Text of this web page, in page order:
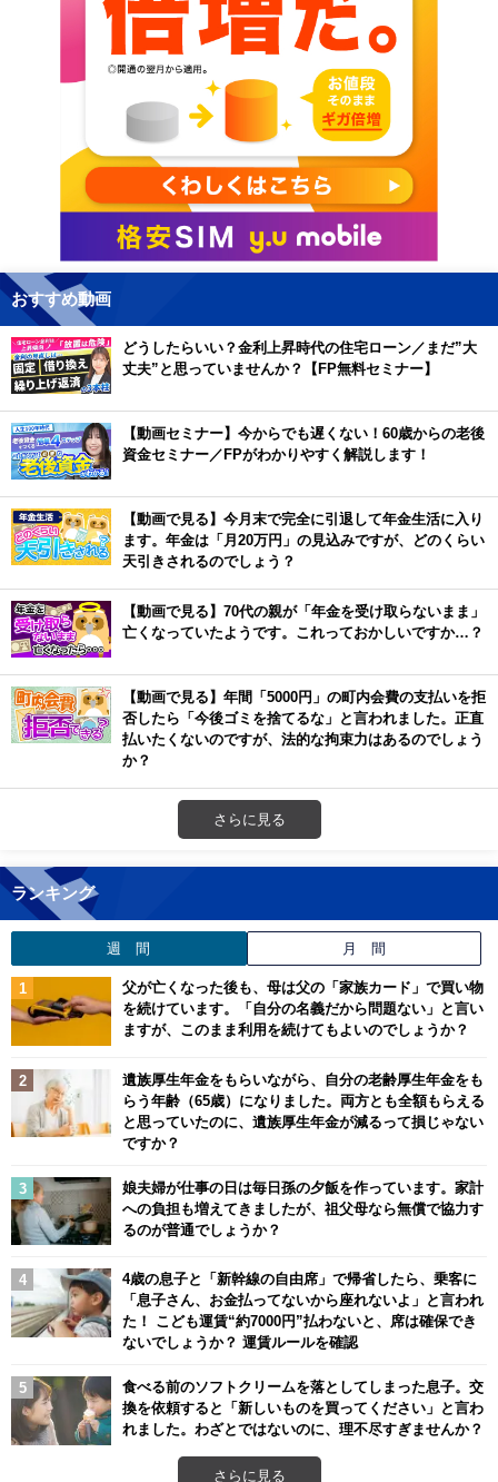
おすすめ動画
どうしたらいい？金利上昇時代の住宅ローン／まだ”大
丈夫”と思っていませんか？【FP無料セミナー】
【動画セミナー】今からでも遅くない！60歳からの老後
資金セミナー／FPがわかりやすく解説します！
【動画で見る】今月末で完全に引退して年金生活に入り
ます。年金は「月20万円」の見込みですが、どのくらい
天引きされるのでしょう？
【動画で見る】70代の親が「年金を受け取らないまま」
亡くなっていたようです。これっておかしいですか…？
【動画で見る】年間「5000円」の町内会費の支払いを拒
否したら「今後ゴミを捨てるな」と言われました。正直
払いたくないのですが、法的な拘束力はあるのでしょう
か？
さらに見る
ランキング
週 間 月 間
父が亡くなった後も、母は父の「家族カード」で買い物
を続けています。「自分の名義だから問題ない」と言い
ますが、このまま利用を続けてもよいのでしょうか？
遺族厚生年金をもらいながら、自分の老齢厚生年金をも
らう年齢（65歳）になりました。両方とも全額もらえる
と思っていたのに、遺族厚生年金が減るって損じゃない
ですか？
娘夫婦が仕事の日は毎日孫の夕飯を作っています。家計
への負担も増えてきましたが、祖父母なら無償で協力す
るのが普通でしょうか？
4歳の息子と「新幹線の自由席」で帰省したら、乗客に
「息子さん、お金払ってないから座れないよ」と言われ
た！ こども運賃“約7000円”払わないと、席は確保でき
ないでしょうか？ 運賃ルールを確認
食べる前のソフトクリームを落としてしまった息子。交
換を依頼すると「新しいものを買ってください」と言わ
れました。わざとではないのに、理不尽すぎませんか？
さらに見る